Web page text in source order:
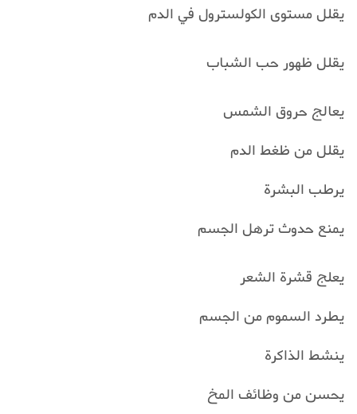
يقلل مستوى الكولسترول في الدم
يقلل ظهور حب الشباب
يعالج حروق الشمس
يقلل من ظغط الدم
يرطب البشرة
يمنع حدوث ترهل الجسم
يعلج قشرة الشعر
يطرد السموم من الجسم
ينشط الذاكرة
يحسن من وظائف المخ